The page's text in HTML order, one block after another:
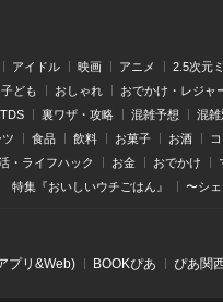
アイドル 映画 アニメ 2.5次元
子ども おしゃれ おでかけ・レジャ
TDS 裏ワザ・攻略 混雑予想 混雑
食品 飲料 お菓子 お酒
・ライフハック お金 おでかけ
特集『おいしいウチごはん』 〜シ
プリ&Web) BOOKぴあ ぴあ関